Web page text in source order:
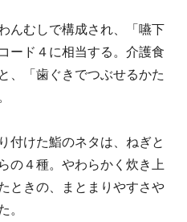
んむしで構成され、「嚥下
ード４に相当する。介護食
、「歯ぐきでつぶせるかた
付けた鮨のネタは、ねぎと
の４種。やわらかく炊き上
ときの、まとまりやすさや
。